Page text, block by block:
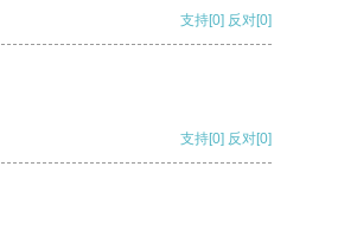
支持[0] 反对[0]
支持[0] 反对[0]